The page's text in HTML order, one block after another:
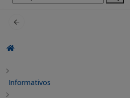
por:
Informativos